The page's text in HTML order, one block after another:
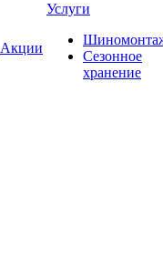
Акции
Услуги
Сезонное
хранение